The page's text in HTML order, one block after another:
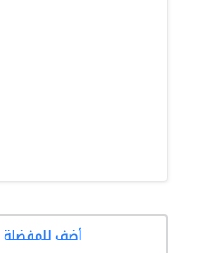
أضف للمفضلة